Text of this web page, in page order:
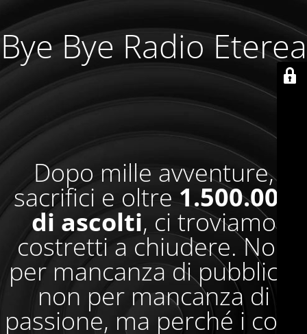
Bye Bye Radio Eterea
Dopo mille avventure,
sacrifici e oltre1.500.000
di ascolti, ci troviamo
costretti a chiudere. Non
per mancanza di pubblico,
non per mancanza di
passione, ma perché i costi